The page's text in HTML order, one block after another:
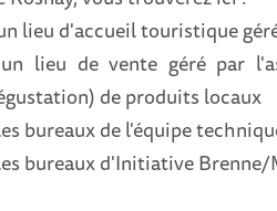
lieu d'accueil touristique
lieu de vente géré par
de produits locaux
bureaux de l'équipe
bureaux d'Initiative Brenne/